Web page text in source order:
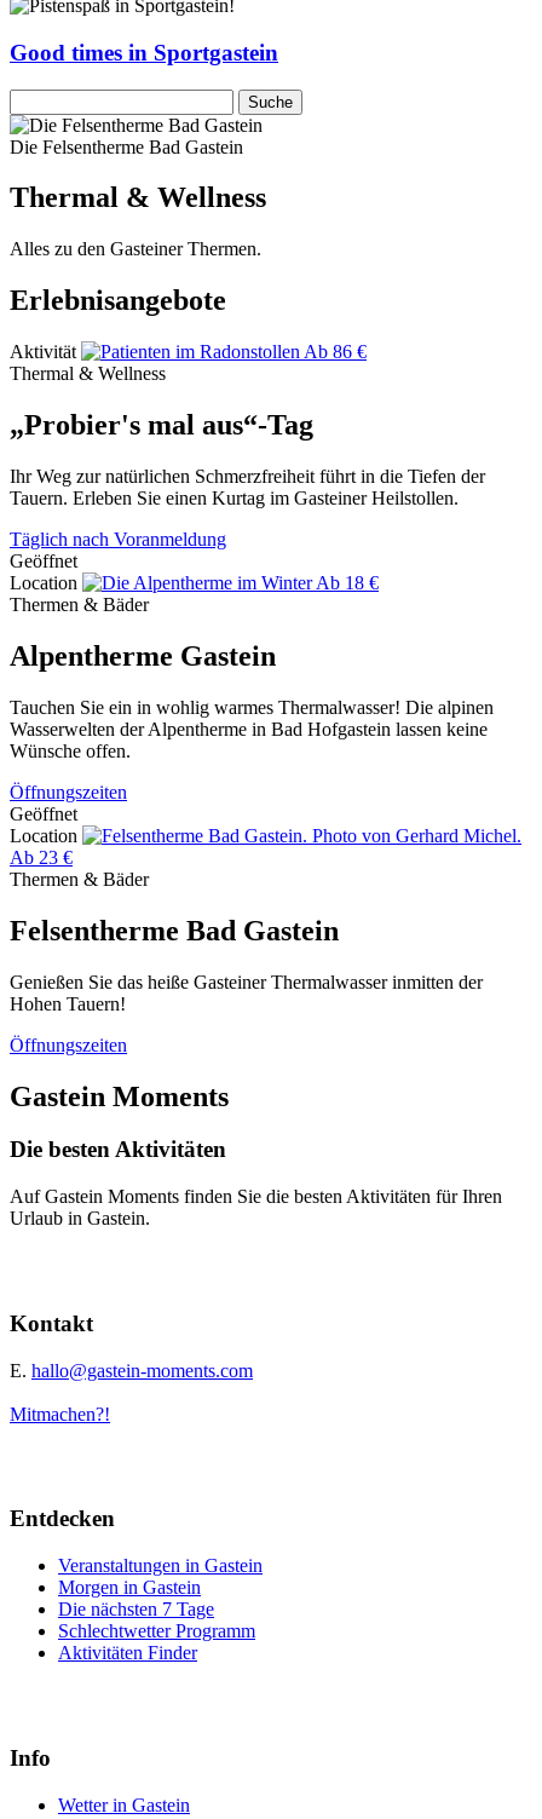
Good times in Sportgastein
Die Felsentherme Bad Gastein
Thermal & Wellness
Alles zu den Gasteiner Thermen.
Erlebnisangebote
Aktivität
Ab 86 €
Thermal & Wellness
„Probier's mal aus“-Tag
Ihr Weg zur natürlichen Schmerzfreiheit führt in die Tiefen der
Tauern. Erleben Sie einen Kurtag im Gasteiner Heilstollen.
Täglich nach Voranmeldung
Geöffnet
Location
Ab 18 €
Thermen & Bäder
Alpentherme Gastein
Tauchen Sie ein in wohlig warmes Thermalwasser! Die alpinen
Wasserwelten der Alpentherme in Bad Hofgastein lassen keine
Wünsche offen.
Öffnungszeiten
Geöffnet
Location
Ab 23 €
Thermen & Bäder
Felsentherme Bad Gastein
Genießen Sie das heiße Gasteiner Thermalwasser inmitten der
Hohen Tauern!
Öffnungszeiten
Gastein Moments
Die besten Aktivitäten
Auf Gastein Moments finden Sie die besten Aktivitäten für Ihren
Urlaub in Gastein.
Kontakt
E. hallo@gastein-moments.com
Mitmachen?!
Entdecken
Veranstaltungen in Gastein
Morgen in Gastein
Die nächsten 7 Tage
Schlechtwetter Programm
Aktivitäten Finder
Info
Wetter in Gastein